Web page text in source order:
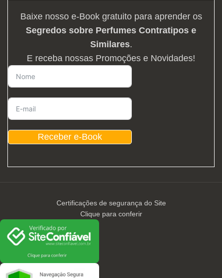
Baixe nosso e-Book gratuito para aprender os
Segredos sobre Perfumes Contratipos e
Similares.
E receba nossas Promoções e Novidades!
Receber e-Book
Certificações de segurança do Site
Clique para conferir